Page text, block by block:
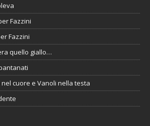
Fazzini
Fazzini
quello giallo…
nel cuore e Vanoli nella testa